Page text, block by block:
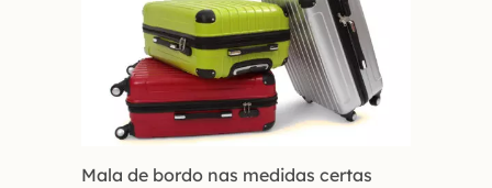
Mala de bordo nas medidas certas